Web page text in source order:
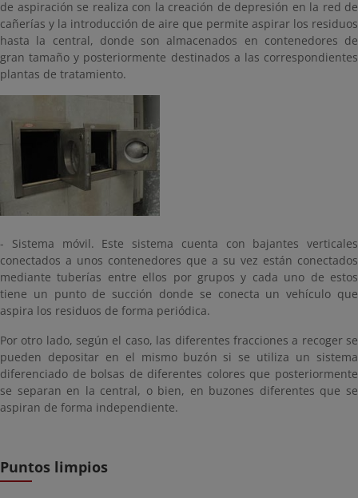
de aspiración se realiza con la creación de depresión en la red de
cañerías y la introducción de aire que permite aspirar los residuos
hasta la central, donde son almacenados en contenedores de
gran tamaño y posteriormente destinados a las correspondientes
plantas de tratamiento.
- Sistema móvil. Este sistema cuenta con bajantes verticales
conectados a unos contenedores que a su vez están conectados
mediante tuberías entre ellos por grupos y cada uno de estos
tiene un punto de succión donde se conecta un vehículo que
aspira los residuos de forma periódica.
Por otro lado, según el caso, las diferentes fracciones a recoger se
pueden depositar en el mismo buzón si se utiliza un sistema
diferenciado de bolsas de diferentes colores que posteriormente
se separan en la central, o bien, en buzones diferentes que se
aspiran de forma independiente.
Puntos limpios